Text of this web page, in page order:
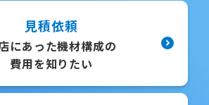
見積依頼
にあった機材構成の
費用を知りたい